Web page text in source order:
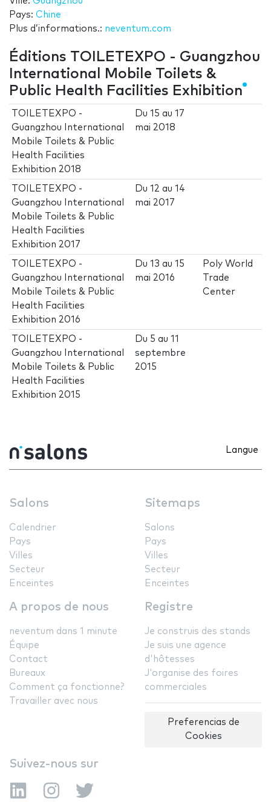
Pays: Chine
Plus d’informations.: neventum.com
Éditions TOILETEXPO - Guangzhou
International Mobile Toilets &
Public Health Facilities Exhibition
TOILETEXPO -
Guangzhou International
Mobile Toilets & Public
Health Facilities
Exhibition 2018
Du15 au17
mai 2018
TOILETEXPO -
Guangzhou International
Mobile Toilets & Public
Health Facilities
Exhibition 2017
Du12 au14
mai 2017
TOILETEXPO -
Guangzhou International
Mobile Toilets & Public
Health Facilities
Exhibition 2016
Du13 au15
mai 2016
Poly World
Trade
Center
TOILETEXPO -
Guangzhou International
Mobile Toilets & Public
Health Facilities
Exhibition 2015
Du 5 au11
septembre
2015
Langue
Salons
Calendrier
Pays
Villes
Secteur
Enceintes
Sitemaps
Salons
Pays
Villes
Secteur
Enceintes
A propos de nous
neventum dans 1 minute
Équipe
Contact
Bureaux
Comment ça fonctionne?
Travailler avec nous
Registre
Je construis des stands
Je suis une agence
d'hôtesses
J'organise des foires
commerciales
Preferencias de
Cookies
Suivez-nous sur